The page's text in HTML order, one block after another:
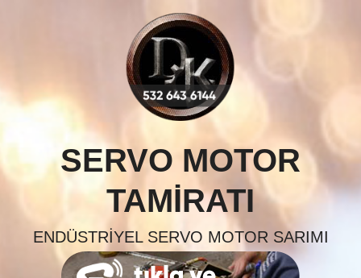
SERVO MOTOR
TAMIRATI
ENDÜSTRIYEL SERVO MOTOR SARIMI